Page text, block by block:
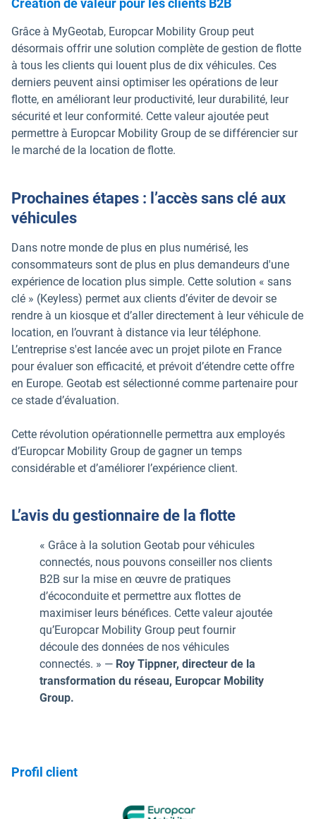
Création de valeur pour les clients B2B
Grâce à MyGeotab, Europcar Mobility Group peut
désormais offrir une solution complète de gestion de flotte
à tous les clients qui louent plus de dix véhicules. Ces
derniers peuvent ainsi optimiser les opérations de leur
flotte, en améliorant leur productivité, leur durabilité, leur
sécurité et leur conformité. Cette valeur ajoutée peut
permettre à Europcar Mobility Group de se différencier sur
le marché de la location de flotte.
Prochaines étapes : l’accès sans clé aux
véhicules
Dans notre monde de plus en plus numérisé, les
consommateurs sont de plus en plus demandeurs d'une
expérience de location plus simple. Cette solution « sans
clé » (Keyless) permet aux clients d’éviter de devoir se
rendre à un kiosque et d’aller directement à leur véhicule de
location, en l’ouvrant à distance via leur téléphone.
L’entreprise s'est lancée avec un projet pilote en France
pour évaluer son efficacité, et prévoit d’étendre cette offre
en Europe. Geotab est sélectionné comme partenaire pour
ce stade d’évaluation.
Cette révolution opérationnelle permettra aux employés
d’Europcar Mobility Group de gagner un temps
considérable et d’améliorer l’expérience client.
L’avis du gestionnaire de la flotte
« Grâce à la solution Geotab pour véhicules
connectés, nous pouvons conseiller nos clients
B2B sur la mise en œuvre de pratiques
d’écoconduite et permettre aux flottes de
maximiser leurs bénéfices. Cette valeur ajoutée
qu’Europcar Mobility Group peut fournir
découle des données de nos véhicules
connectés. » — Roy Tippner, directeur de la
transformation du réseau, Europcar Mobility
Group.
Profil client